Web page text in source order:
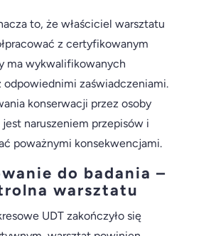
to, że właściciel warsztatu
z certyfikowanym
ma wykwalifikowanych
odpowiednimi zaświadczeniami.
konserwacji przez osoby
naruszeniem przepisów i
poważnymi konsekwencjami.
do badania –
warsztatu
UDT zakończyło się